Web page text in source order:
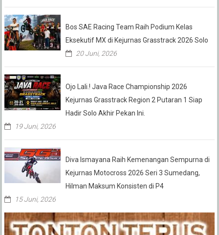
Bos SAE Racing Team Raih Podium Kelas
Eksekutif MX di Kejurnas Grasstrack 2026 Solo
20 Juni, 2026
Ojo Lali.! Java Race Championship 2026
Kejurnas Grasstrack Region 2 Putaran 1 Siap
Hadir Solo Akhir Pekan Ini.
19 Juni, 2026
Diva Ismayana Raih Kemenangan Sempurna di
Kejurnas Motocross 2026 Seri 3 Sumedang,
Hilman Maksum Konsisten di P4
15 Juni, 2026